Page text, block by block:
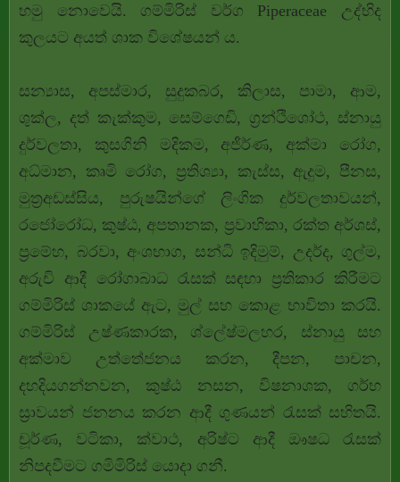
හමු නොවෙයි. ගම්මිරිස් වර්ග Piperaceae උද්භිද
කුලයට අයත් ශාක විශේෂයන් ය.
සන්‍යාස, අපස්මාර, සුදුකබර, කිලාස, පාමා, ආම,
ශුක්ල, දත් කැක්කුම, සෙම්ගෙඩි, ග්‍රන්ථිශෝථ, ස්නායු
දුර්වලතා, කුසගිනි මදිකම, අජීර්ණ, අක්මා රෝග,
අධ්මාන, කෘමි රෝග, ප්‍රතිශ්‍යා, කැස්ස, ඇදුම, පීනස,
මුත්‍රඅඩස්සිය, පුරුෂයින්ගේ ලිංගික දුර්වලතාවයන්,
රජෝරෝධ, කුෂ්ඨ, අපතානක, ප්‍රවාහිකා, රක්ත අර්ශස්,
ප්‍රමේහ, බරවා, අංශභාග, සන්ධි ඉදිමුම්, උදර්ද, ගුල්ම,
අරුචි ආදී රෝගාබාධ රැසක් සඳහා ප්‍රතිකාර කිරීමට
ගම්මිරිස් ශාකයේ ඇට, මුල් සහ කොළ භාවිතා කරයි.
ගම්මිරිස් උෂ්ණකාරක, ශ්ලේෂ්මලහර, ස්නායු සහ
අක්මාව උත්තේජනය කරන, දීපන, පාචන,
දහදියගන්නවන, කුෂ්ඨ නසන, විෂනාශක, ගර්භ
ස්‍රාවයන් ජනනය කරන ආදී ගුණයන් රැසක් සහිතයි.
චූර්ණ, වටිකා, ක්වාථ, අරිෂ්ට ආදී ඖෂධ රැසක්
නිපදවීමට ගමිමිරිස් යොදා ගනී.